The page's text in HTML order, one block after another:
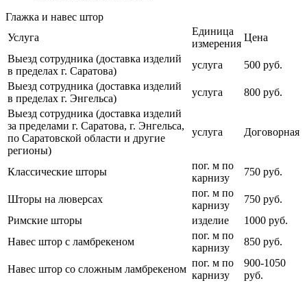
Глажка и навес штор
Услуга
Единица
измерения
Цена
Выезд сотрудника (доставка изделий
в пределах г. Саратова)
услуга
500 руб.
Выезд сотрудника (доставка изделий
в пределах г. Энгельса)
услуга
800 руб.
Выезд сотрудника (доставка изделий
за пределами г. Саратова, г. Энгельса,
по Саратовской области и другие
регионы)
услуга Договорная
Классические шторы
пог. м по
карнизу
750 руб.
Шторы на люверсах
пог. м по
карнизу
750 руб.
Римские шторы
изделие
1000 руб.
Навес штор с ламбрекеном
пог. м по
карнизу
850 руб.
Навес штор со сложным ламбрекеном
пог. м по
карнизу
900-1050
руб.